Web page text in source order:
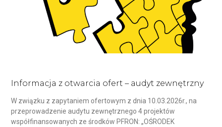
Informacja z otwarcia ofert – audyt zewnętrzny
W związku z zapytaniem ofertowym z dnia 10.03.2026r., na
przeprowadzenie audytu zewnętrznego 4 projektów
współfinansowanych ze środków PFRON: „OŚRODEK